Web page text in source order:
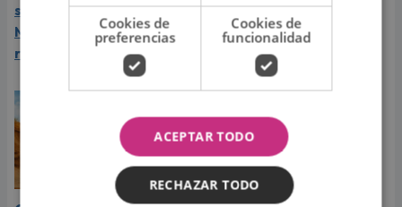
segundo hijo? Video de
Mike Bahía desata
rumores
de sus éxitos es su
favorito y sorprendió a
sus seguidores
Cookies de
preferencias
Cookies de
funcionalidad
ACEPTAR TODO
RECHAZAR TODO